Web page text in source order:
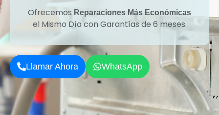
Ofrecemos Reparaciones Más Económicas
el Mismo Día con Garantías de 6 meses.
Llamar Ahora WhatsApp